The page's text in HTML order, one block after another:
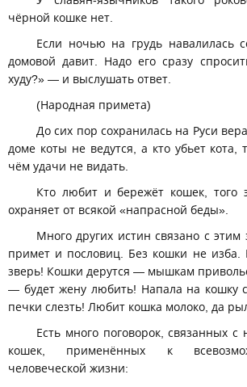
чёрной кошке нет.
Если ночью на грудь навалилась
домовой давит. Надо его сразу
худу?» — и выслушать ответ.
(Народная примета)
До сих пор сохранилась на Руси
доме коты не ведутся, а кто убьет кота,
чём удачи не видать.
Кто любит и бережёт кошек, того
охраняет от всякой «напрасной беды».
Много других истин связано с
примет и пословиц. Без кошки не
зверь! Кошки дерутся — мышкам
— будет жену любить! Напала на кошку
печки слезть! Любит кошка молоко, да
Есть много поговорок, связанных с
кошек, применённых к
человеческой жизни: